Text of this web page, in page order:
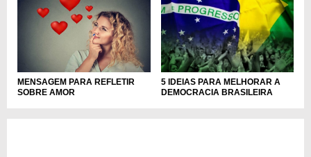
MENSAGEM PARA REFLETIR
SOBRE AMOR
5 IDEIAS PARA MELHORAR A
DEMOCRACIA BRASILEIRA